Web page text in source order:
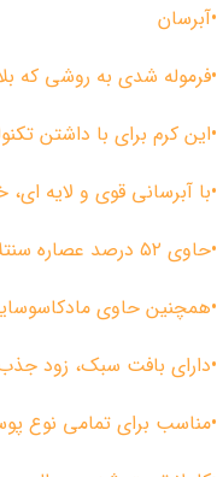
•آبرسان
•فرموله شدی به روشی که
•این کرم برای با داشتن
•با آبرسانی قوی و لایه
•حاوی ۵۲ درصد عصاره سنتلا برای محافظت از مناطق حساس و اسیب دیده پوست
•همچنین حاوی
•دارای بافت سبک، زود
•مناسب برای تمامی